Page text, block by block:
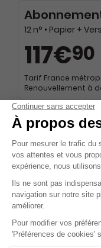
12 n° • Papier +
117€90
Tarif France
Renouvellement à
12 n° • Papier +
62€10
Tarif France
Renouvellement à
Papier + Version